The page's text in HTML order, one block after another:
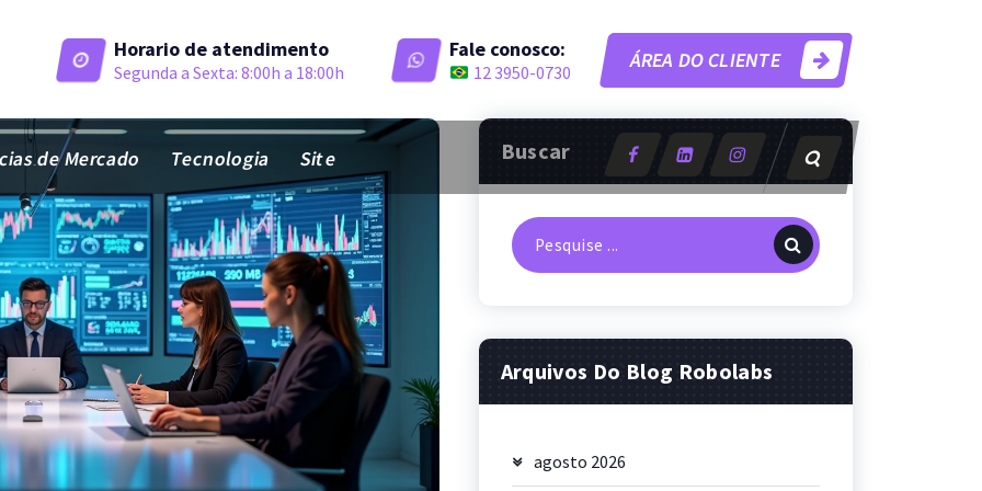
Horario de atendimento
Segunda a Sexta: 8:00h a 18:00h
Fale conosco:
12 3950-0730 ÁREA DO CLIENTE
de Mercado Tecnologia Site Buscar
Pesquisa
por:
Arquivos Do Blog Robolabs
agosto 2026